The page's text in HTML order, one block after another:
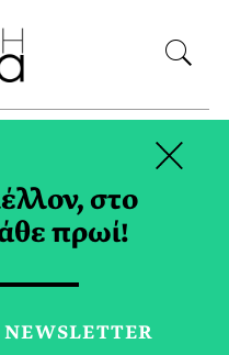
στο
πρωί!
×